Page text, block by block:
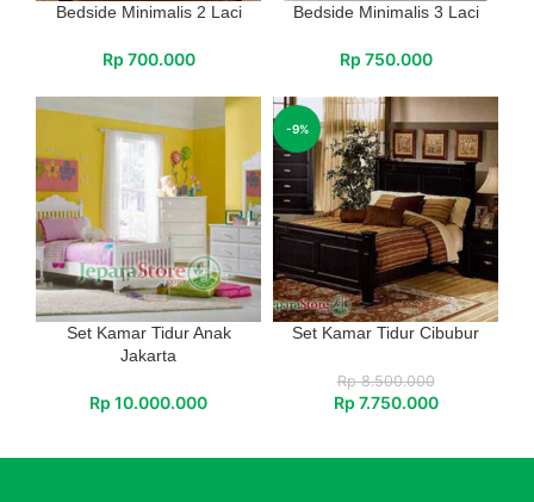
Bedside Minimalis 2 Laci
Rp 700.000
Bedside Minimalis 3 Laci
Rp 750.000
Set Kamar Tidur Anak
Jakarta
Rp 10.000.000
-9%
Set Kamar Tidur Cibubur
Rp8.500.000
Rp 7.750.000